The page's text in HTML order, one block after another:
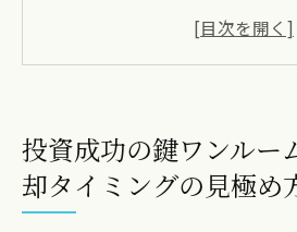
売却タイミングを見極め
投資家が知っておくべき
失敗を避けるための売却
投資成功の鍵ワンルー
却タイミングの見極め